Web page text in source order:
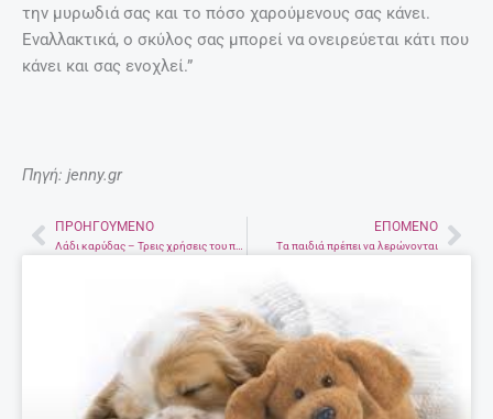
την μυρωδιά σας και το πόσο χαρούμενους σας κάνει.
Εναλλακτικά, ο σκύλος σας μπορεί να ονειρεύεται κάτι που
κάνει και σας ενοχλεί.”
Πηγή: jenny.gr
Prev
ΠΡΟΗΓΟΎΜΕΝΟ ΕΠΌΜΕΝΟ
Τα παιδιά πρέπει να λερώνονται